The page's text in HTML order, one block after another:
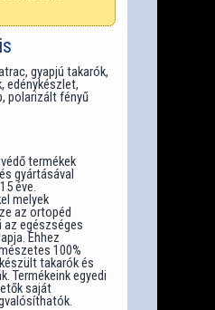
gyapjú takarók,
edénykészlet,
polarizált fényű
termékek
gyártásával
éve.
melyek
az ortopéd
az egészséges
Ehhez
100%
takarók és
Termékeink egyedi
saját